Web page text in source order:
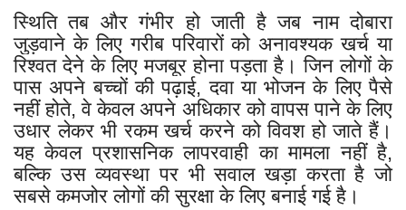
स्थिति तब और गंभीर हो जाती है जब नाम दोबारा
जुड़वाने के लिए गरीब परिवारों को अनावश्यक खर्च या
रिश्वत देने के लिए मजबूर होना पड़ता है। जिन लोगों के
पास अपने बच्चों की पढ़ाई, दवा या भोजन के लिए पैसे
नहीं होते, वे केवल अपने अधिकार को वापस पाने के लिए
उधार लेकर भी रकम खर्च करने को विवश हो जाते हैं।
यह केवल प्रशासनिक लापरवाही का मामला नहीं है,
बल्कि उस व्यवस्था पर भी सवाल खड़ा करता है जो
सबसे कमजोर लोगों की सुरक्षा के लिए बनाई गई है।